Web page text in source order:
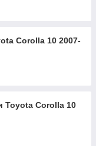
Corolla 10 2007-
Toyota Corolla 10